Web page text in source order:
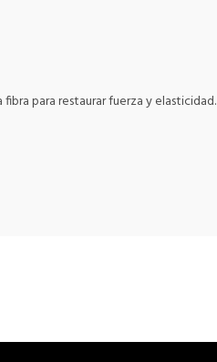
para restaurar fuerza y elasticidad.